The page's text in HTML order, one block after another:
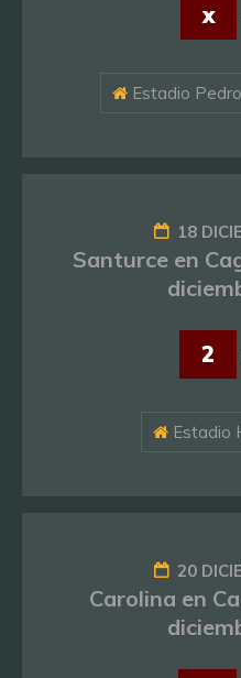
x
Estadio
18
Santurce en
2
Estadio
20
Carolina en